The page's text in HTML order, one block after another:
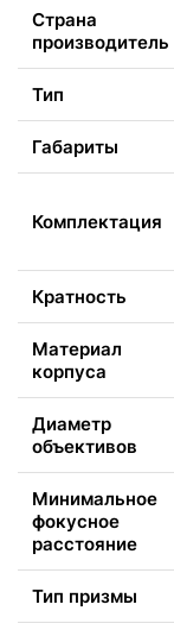
Страна
производитель
Тип
Габариты
Комплектация
Кратность
Материал
корпуса
Диаметр
объективов
Минимальное
фокусное
расстояние
Тип призмы